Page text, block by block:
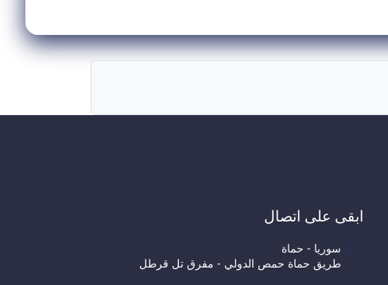
ابقى على اتصال
سوريا - حماة
طريق حماة حمص الدولي - مفرق تل قرطل